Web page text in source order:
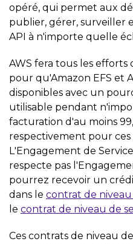
opéré, qui permet aux
publier, gérer, surveiller
API à n'importe quelle
AWS fera tous les efforts
pour qu'Amazon EFS et
disponibles avec un
utilisable pendant
facturation d'au moins
respectivement pour ces
L'Engagement de
respecte pas
pourrez recevoir un
dans le contrat de niveau
le contrat de niveau de
Ces contrats de niveau